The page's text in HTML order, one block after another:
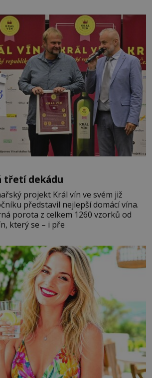
Mongolové od roku 1223 postupují
a Azovského moře,
třetí dekádu
projekt Král vín ve svém již
představil nejlepší domácí vína.
porota z celkem 1260 vzorků od
Král vín, který se – i pře